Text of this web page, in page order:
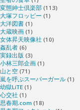
変態紳士倶楽部 (113)
大塚フロッピー (1)
大洋図書 (1)
大蔵映画 (1)
女体昇天映像社 (10)
姦乱者 (6)
実録出版 (3)
小林三郎企画 (1)
山と空 (71)
嵐を呼ぶスーパーガール (1)
幼獄LiTE (1)
心交社 (1)
思春期.com (18)